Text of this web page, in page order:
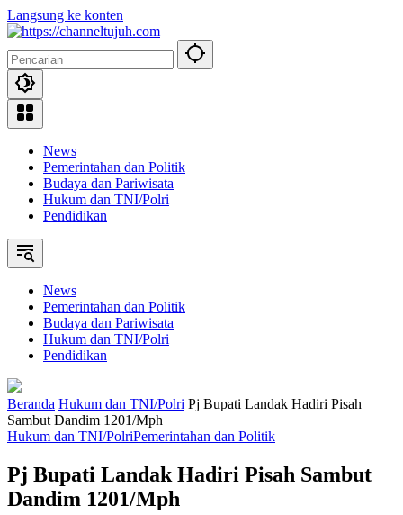
Langsung ke konten
News
Pemerintahan dan Politik
Budaya dan Pariwisata
Hukum dan TNI/Polri
Pendidikan
News
Pemerintahan dan Politik
Budaya dan Pariwisata
Hukum dan TNI/Polri
Pendidikan
Beranda Hukum dan TNI/Polri Pj Bupati Landak Hadiri Pisah
Sambut Dandim 1201/Mph
Hukum dan TNI/PolriPemerintahan dan Politik
Pj Bupati Landak Hadiri Pisah Sambut
Dandim 1201/Mph